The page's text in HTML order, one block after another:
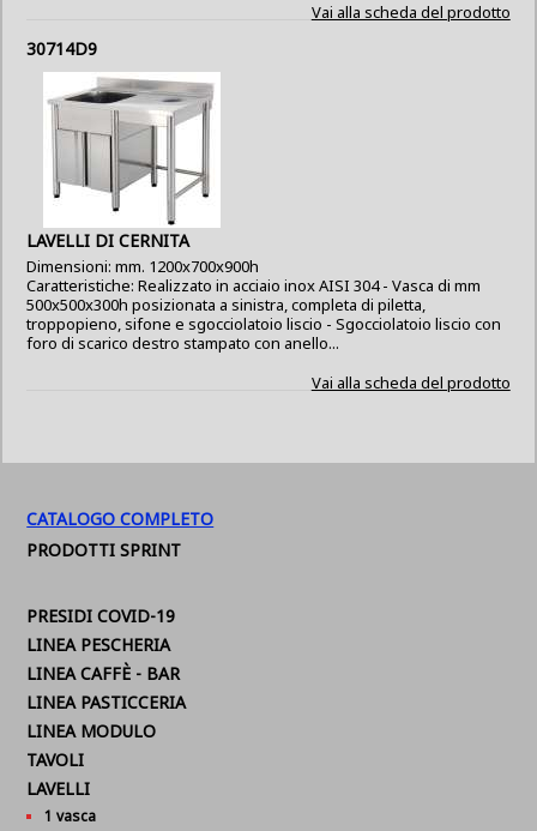
Vai alla scheda del prodotto
30714D9
LAVELLI DI CERNITA
Dimensioni: mm. 1200x700x900h
Caratteristiche: Realizzato in acciaio inox AISI 304 - Vasca di mm
500x500x300h posizionata a sinistra, completa di piletta,
troppopieno, sifone e sgocciolatoio liscio - Sgocciolatoio liscio con
foro di scarico destro stampato con anello...
Vai alla scheda del prodotto
CATALOGO COMPLETO
PRODOTTI SPRINT
PRESIDI COVID-19
LINEA PESCHERIA
LINEA CAFFÈ - BAR
LINEA PASTICCERIA
LINEA MODULO
TAVOLI
LAVELLI
1 vasca